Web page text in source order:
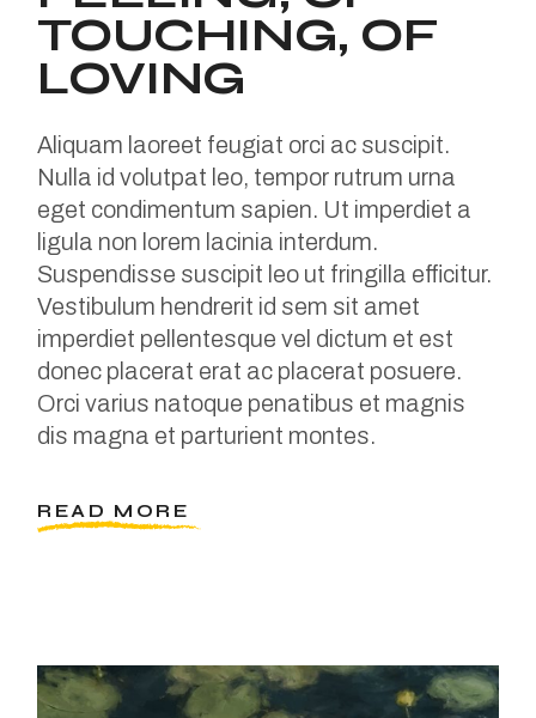
TOUCHING, OF
LOVING
Aliquam laoreet feugiat orci ac suscipit.
Nulla id volutpat leo, tempor rutrum urna
eget condimentum sapien. Ut imperdiet a
ligula non lorem lacinia interdum.
Suspendisse suscipit leo ut fringilla efficitur.
Vestibulum hendrerit id sem sit amet
imperdiet pellentesque vel dictum et est
donec placerat erat ac placerat posuere.
Orci varius natoque penatibus et magnis
dis magna et parturient montes.
READ MORE